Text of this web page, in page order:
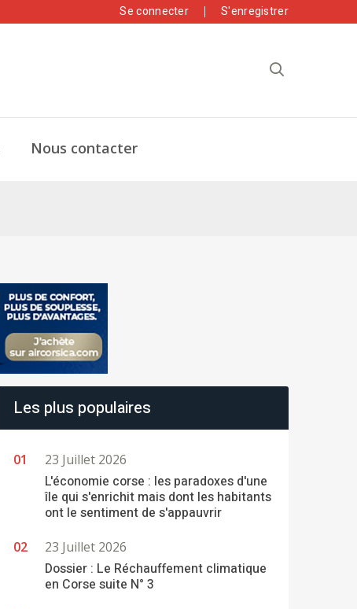
Se connecter S'enregistrer
Nous contacter
Les plus populaires
23 Juillet 2026
L'économie corse : les paradoxes d'une
île qui s'enrichit mais dont les habitants
ont le sentiment de s'appauvrir
23 Juillet 2026
Dossier : Le Réchauffement climatique
en Corse suite N° 3